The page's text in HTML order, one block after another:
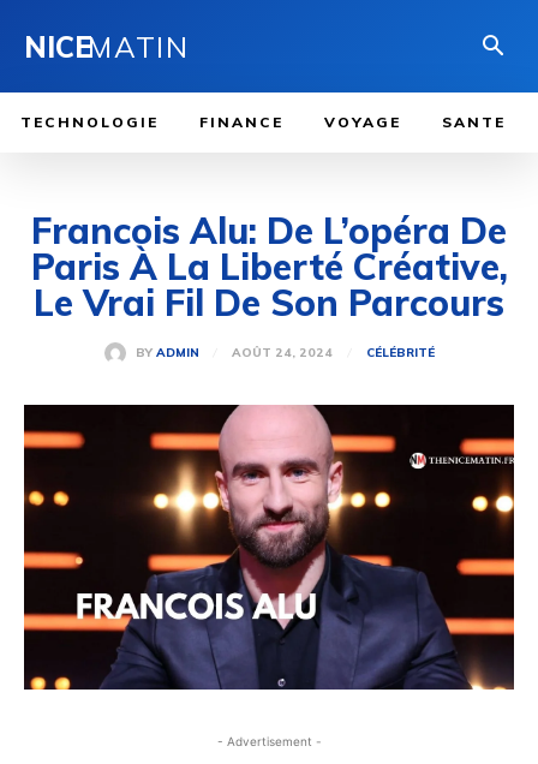
NICEMATIN
TECHNOLOGIE FINANCE VOYAGE SANTE
Francois Alu: De L’opéra De
Paris À La Liberté Créative,
Le Vrai Fil De Son Parcours
BY ADMIN AOÛT 24, 2024 CÉLÉBRITÉ
- Advertisement -